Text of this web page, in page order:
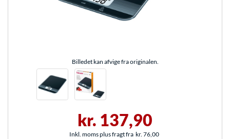
Billedet kan afvige fra originalen.
kr. 137,90
Inkl. moms plus fragt fra kr. 76,00